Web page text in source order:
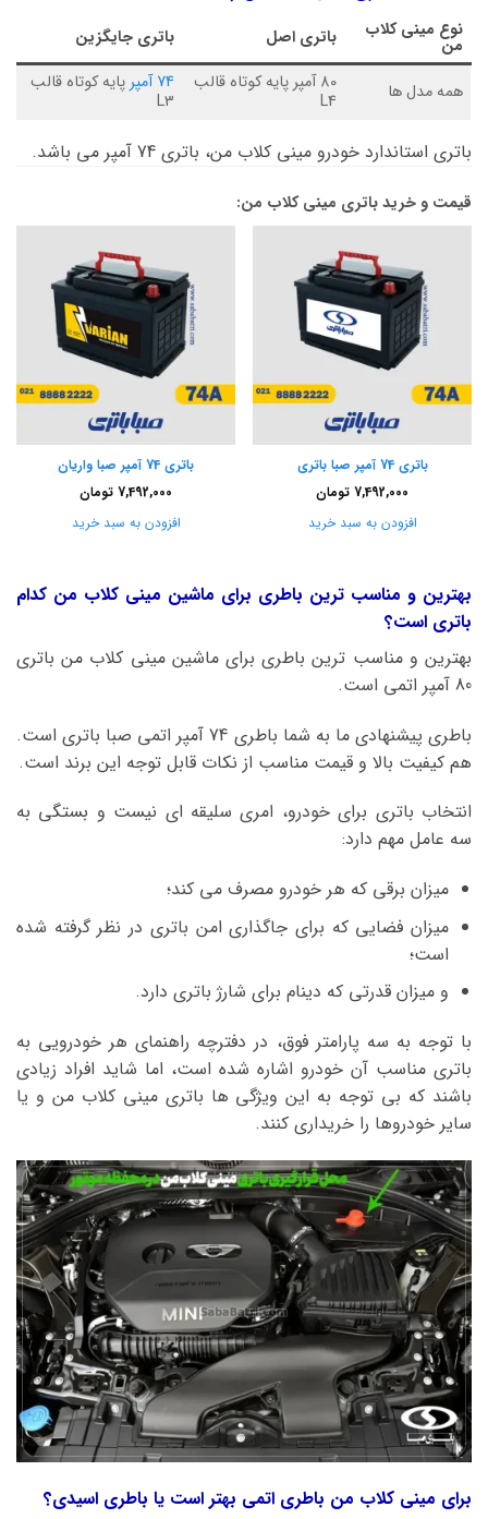
نوع مینی کلاب
من باتری اصل باتری جایگزین
همه مدل ها 80 آمپر پایه کوتاه قالب
L4
74 آمپر پایه کوتاه قالب
L3
باتری استاندارد خودرو مینی کلاب من، باتری 74 آمپر می باشد.
قیمت و خرید باتری مینی کلاب من:
باتری 74 آمپر صبا باتری
7,492,000 تومان
افزودن به سبد خرید
باتری 74 آمپر صبا واریان
7,492,000 تومان
افزودن به سبد خرید
بهترین و مناسب ترین باطری برای ماشین مینی کلاب من کدام
باتری است؟
بهترین و مناسب ترین باطری برای ماشین مینی کلاب من باتری
80 آمپر اتمی است.
باطری پیشنهادی ما به شما باطری 74 آمپر اتمی صبا باتری است.
هم کیفیت بالا و قیمت مناسب از نکات قابل توجه این برند است.
انتخاب باتری برای خودرو، امری سلیقه ای نیست و بستگی به
سه عامل مهم دارد:
میزان برقی که هر خودرو مصرف می کند؛
میزان فضایی که برای جاگذاری امن باتری در نظر گرفته شده
است؛
و میزان قدرتی که دینام برای شارژ باتری دارد.
با توجه به سه پارامتر فوق، در دفترچه راهنمای هر خودرویی به
باتری مناسب آن خودرو اشاره شده است، اما شاید افراد زیادی
باشند که بی توجه به این ویژگی ها باتری مینی کلاب من و یا
سایر خودروها را خریداری کنند.
برای مینی کلاب من باطری اتمی بهتر است یا باطری اسیدی؟